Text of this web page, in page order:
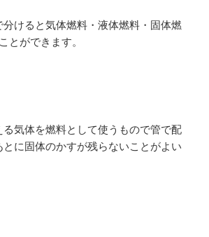
けると気体燃料・液体燃料・固体燃
とができます。
気体を燃料として使うもので管で配
に固体のかすが残らないことがよい